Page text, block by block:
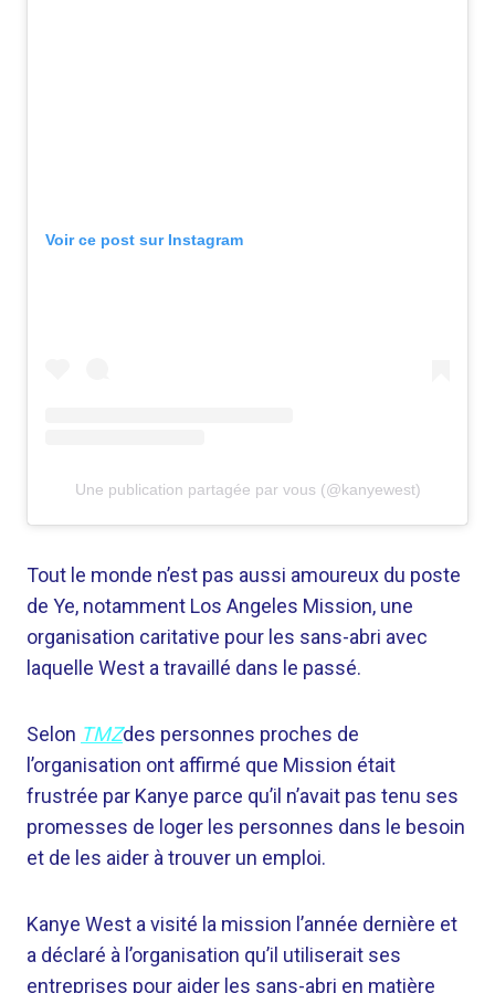
Voir ce post sur Instagram
Une publication partagée par vous (@kanyewest)
Tout le monde n’est pas aussi amoureux du poste
de Ye, notamment Los Angeles Mission, une
organisation caritative pour les sans-abri avec
laquelle West a travaillé dans le passé.
Selon TMZdes personnes proches de
l’organisation ont affirmé que Mission était
frustrée par Kanye parce qu’il n’avait pas tenu ses
promesses de loger les personnes dans le besoin
et de les aider à trouver un emploi.
Kanye West a visité la mission l’année dernière et
a déclaré à l’organisation qu’il utiliserait ses
entreprises pour aider les sans-abri en matière